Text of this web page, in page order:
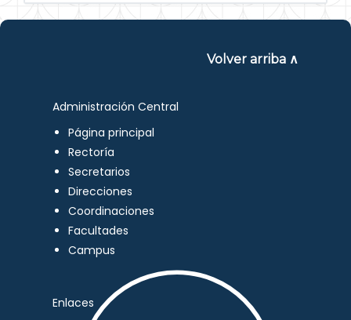
Volver arriba ∧
Administración Central
Página principal
Rectoría
Secretarios
Direcciones
Coordinaciones
Facultades
Campus
Enlaces